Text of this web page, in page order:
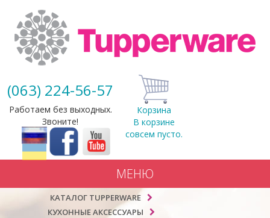
(063) 224-56-57
Работаем без выходных.
Звоните!
Корзина
В корзине
совсем пусто.
МЕНЮ
КАТАЛОГ TUPPERWARE
КУХОННЫЕ АКСЕССУАРЫ